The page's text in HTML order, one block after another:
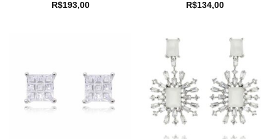
R$193,00
R$134,00